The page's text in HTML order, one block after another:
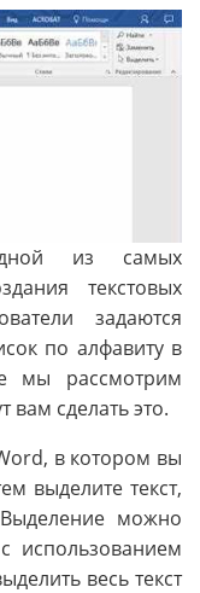
из самых
текстовых
задаются
по алфавиту в
мы рассмотрим
вам сделать это.
в котором вы
выделите текст,
Выделение можно
весь текст